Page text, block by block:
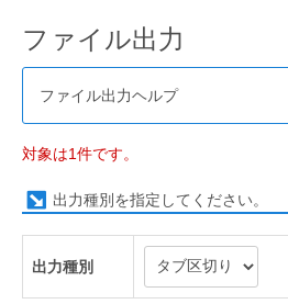
ファイル出力
ファイル出力ヘルプ
対象は1件です。
出力種別を指定してください。
出力種別